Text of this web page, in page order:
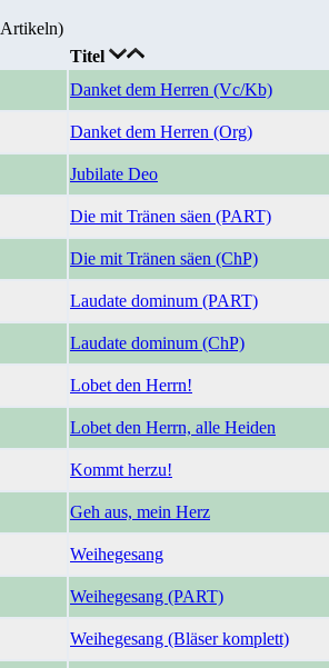
Artikeln)
Titel
Danket dem Herren (Vc/Kb)
Danket dem Herren (Org)
Jubilate Deo
Die mit Tränen säen (PART)
Die mit Tränen säen (ChP)
Laudate dominum (PART)
Laudate dominum (ChP)
Lobet den Herrn!
Lobet den Herrn, alle Heiden
Kommt herzu!
Geh aus, mein Herz
Weihegesang
Weihegesang (PART)
Weihegesang (Bläser komplett)